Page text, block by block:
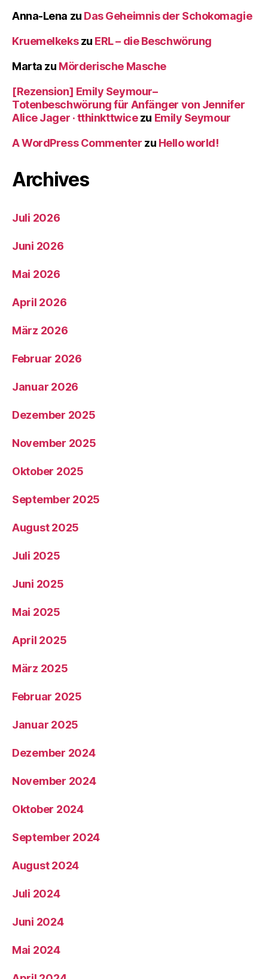
Anna-Lena zu Das Geheimnis der Schokomagie
Kruemelkekszu ERL – die Beschwörung
Marta zu Mörderische Masche
[Rezension] Emily Seymour–
Totenbeschwörung für Anfänger von Jennifer
Alice Jager · tthinkttwicezu Emily Seymour
A WordPress Commenter zu Hello world!
Archives
Juli 2026
Juni 2026
Mai 2026
April 2026
März 2026
Februar 2026
Januar 2026
Dezember 2025
November 2025
Oktober 2025
September 2025
August 2025
Juli 2025
Juni 2025
Mai 2025
April 2025
März 2025
Februar 2025
Januar 2025
Dezember 2024
November 2024
Oktober 2024
September 2024
August 2024
Juli 2024
Juni 2024
Mai 2024